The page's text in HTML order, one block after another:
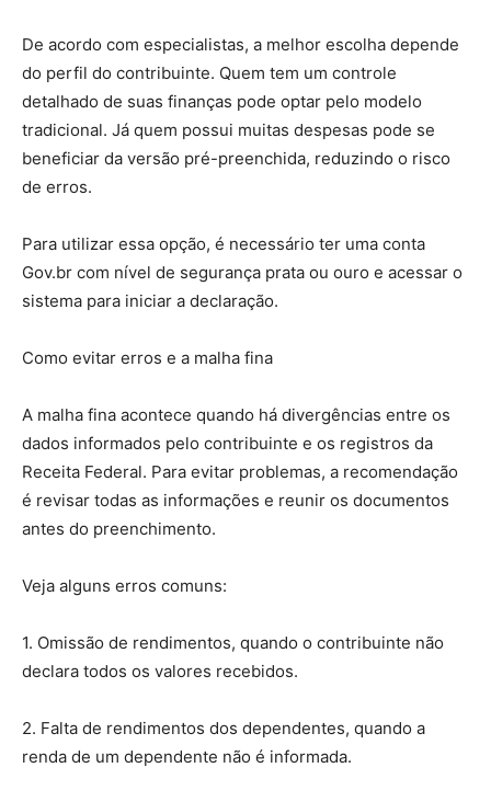
De acordo com especialistas, a melhor escolha depende
do perfil do contribuinte. Quem tem um controle
detalhado de suas finanças pode optar pelo modelo
tradicional. Já quem possui muitas despesas pode se
beneficiar da versão pré-preenchida, reduzindo o risco
de erros.
Para utilizar essa opção, é necessário ter uma conta
Gov.br com nível de segurança prata ou ouro e acessar o
sistema para iniciar a declaração.
Como evitar erros e a malha fina
A malha fina acontece quando há divergências entre os
dados informados pelo contribuinte e os registros da
Receita Federal. Para evitar problemas, a recomendação
é revisar todas as informações e reunir os documentos
antes do preenchimento.
Veja alguns erros comuns:
1. Omissão de rendimentos, quando o contribuinte não
declara todos os valores recebidos.
2. Falta de rendimentos dos dependentes, quando a
renda de um dependente não é informada.